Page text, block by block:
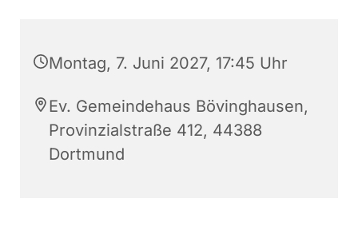
Montag, 7. Juni 2027, 17:45 Uhr
Ev. Gemeindehaus Bövinghausen,
Provinzialstraße 412, 44388
Dortmund